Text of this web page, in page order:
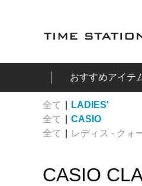
おすすめアイテ
全て
LADIES'
全て
CASIO
全て
レディス - クォ
CASIO